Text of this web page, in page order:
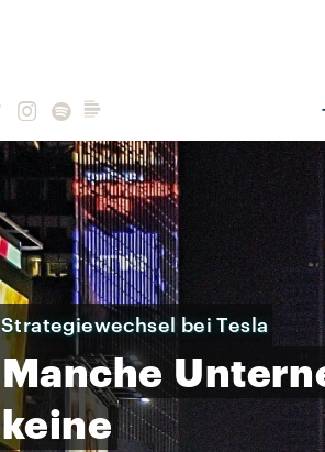
Strategiewechsel bei Tesla
Manche
keine